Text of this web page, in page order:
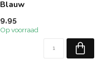
Blauw
9,95
Op voorraad